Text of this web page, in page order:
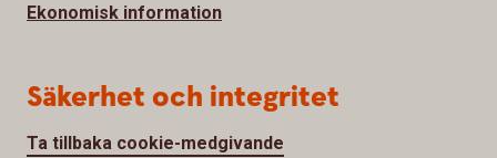
Ekonomisk information
Säkerhet och integritet
Ta tillbaka cookie-medgivande